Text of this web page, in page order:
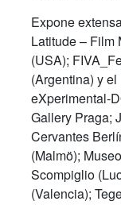
Expone
Latitude – Film
(USA);
(Argentina) y
eXperimental-
Gallery Praga;
Cervantes
(Malmö);
Scompiglio
(Valencia);